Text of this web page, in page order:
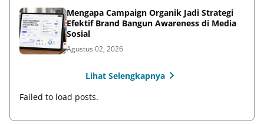
Mengapa Campaign Organik Jadi Strategi
Efektif Brand Bangun Awareness di Media
Sosial
Agustus 02, 2026
Lihat Selengkapnya
Failed to load posts.